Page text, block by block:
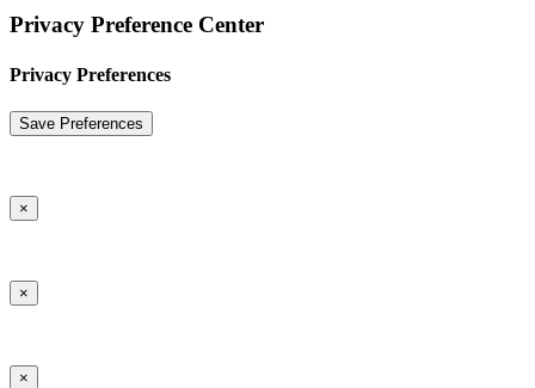
Privacy Preference Center
Privacy Preferences
×
×
×